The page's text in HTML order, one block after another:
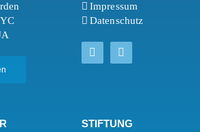
Impressum
Datenschutz
STIFTUNG